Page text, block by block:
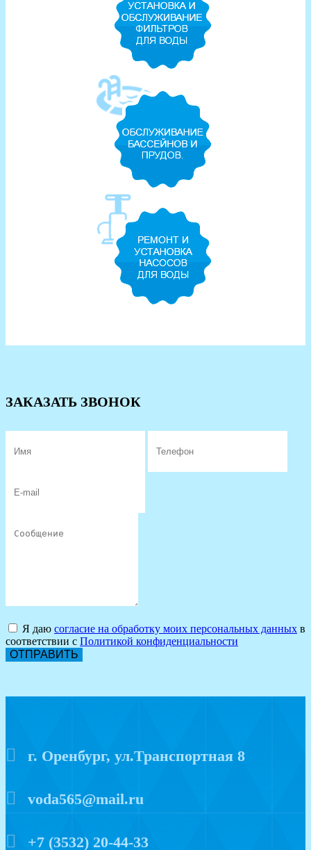
ЗАКАЗАТЬ ЗВОНОК
Я даю согласие на обработку моих персональных данных в
соответствии с Политикой конфиденциальности
ОТПРАВИТЬ
г. Оренбург, ул.Транспортная 8
voda565@mail.ru
+7 (3532) 20-44-33